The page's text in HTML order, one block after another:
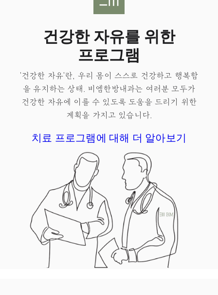
건강한 자유를 위한
프로그램
'건강한 자유'란, 우리 몸이 스스로 건강하고 행복함
을 유지하는 상태.​ 비엠한방내과는 여러분 모두가
건강한 자유에 이를 수 있도록 도움을 드리기 위한
계획을 가지고 있습니다.
치료 프로그램에 대해 더 알아보기